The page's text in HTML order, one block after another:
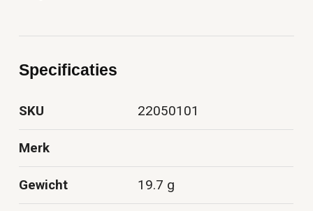
Specificaties
SKU 22050101
Merk
Gewicht 19.7 g